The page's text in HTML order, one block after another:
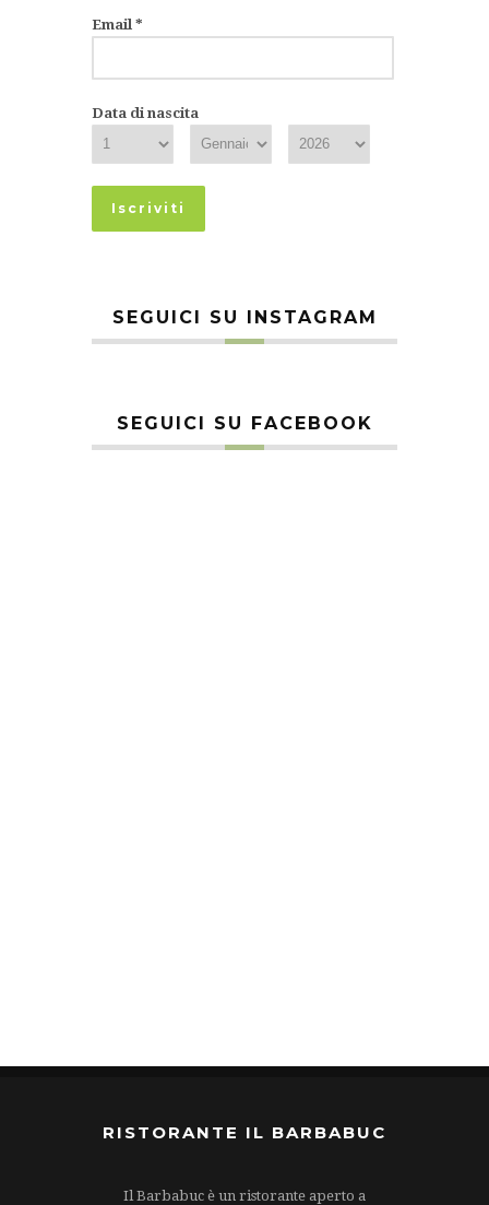
Email *
Data di nascita
SEGUICI SU INSTAGRAM
SEGUICI SU FACEBOOK
RISTORANTE IL BARBABUC
Il Barbabuc è un ristorante aperto a